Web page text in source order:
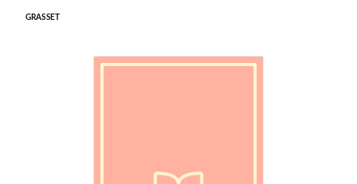
GRASSET